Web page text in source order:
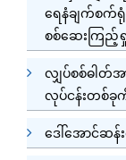
ရေနံချက်စက်
စစ်ဆေးကြည့်
လျှပ်စစ်ဓါတ်
လုပ်ငန်းတစ်
ဒေါ်အောင်ဆ